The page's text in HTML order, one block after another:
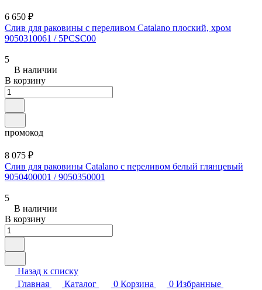
6 650 ₽
Слив для раковины с переливом Catalano плоский, хром
9050310061 / 5PCSC00
5
В наличии
В корзину
промокод
8 075 ₽
Слив для раковины Catalano с переливом белый глянцевый
9050400001 / 9050350001
5
В наличии
В корзину
Назад к списку
Главная
Каталог 0 Корзина 0 Избранные